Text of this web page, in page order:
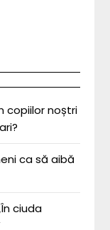
copiilor noștri
ca să aibă
ciuda